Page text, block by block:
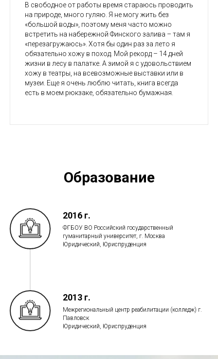
В свободное от работы время стараюсь проводить
на природе, много гуляю. Я не могу жить без
«большой воды», поэтому меня часто можно
встретить на набережной Финского залива – там я
«перезагружаюсь». Хотя бы один раз за лето я
обязательно хожу в поход. Мой рекорд – 14 дней
жизни в лесу в палатке. А зимой я с удовольствием
хожу в театры, на всевозможные выставки или в
музеи. Еще я очень люблю читать, книга всегда
есть в моем рюкзаке, обязательно бумажная.
Образование
2016 г.
ФГБОУ ВО Российский государственный
гуманитарный университет, г. Москва
Юридический, Юриспруденция
2013 г.
Межрегиональный центр реабилитации (колледж) г.
Павловск
Юридический, Юриспруденция